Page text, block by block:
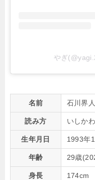
やぎ
名前 石川界人
読み方 いしか
生年月日 1993年
年齢 29歳
身長 174cm